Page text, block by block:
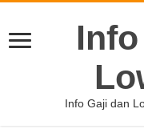
Info Gaji dan